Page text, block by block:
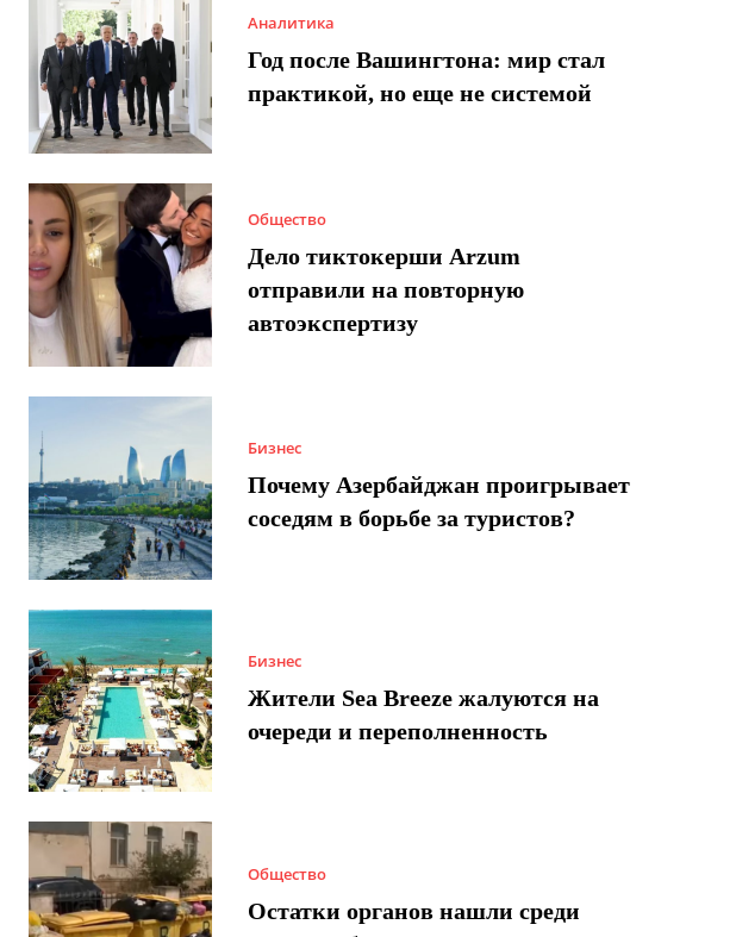
Аналитика
Год после Вашингтона: мир стал
практикой, но еще не системой
Общество
Дело тиктокерши Arzum
отправили на повторную
автоэкспертизу
Бизнес
Почему Азербайджан проигрывает
соседям в борьбе за туристов?
Бизнес
Жители Sea Breeze жалуются на
очереди и переполненность
Общество
Остатки органов нашли среди